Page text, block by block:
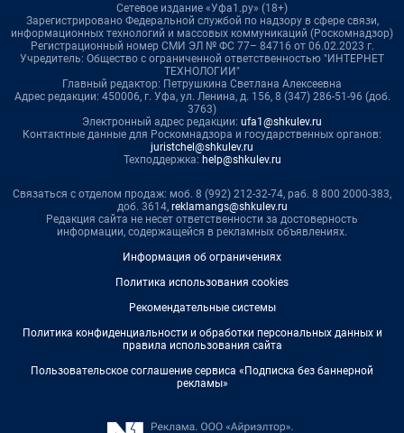
Сетевое издание «Уфа1.ру» (18+)
Зарегистрировано Федеральной службой по надзору в сфере связи,
информационных технологий и массовых коммуникаций (Роскомнадзор)
Регистрационный номер СМИ ЭЛ № ФС 77– 84716 от 06.02.2023 г.
Учредитель: Общество с ограниченной ответственностью "ИНТЕРНЕТ
ТЕХНОЛОГИИ"
Главный редактор: Петрушкина Светлана Алексеевна
Адрес редакции: 450006, г. Уфа, ул. Ленина, д. 156, 8 (347) 286-51-96 (доб.
3763)
Электронный адрес редакции: ufa1@shkulev.ru
Контактные данные для Роскомнадзора и государственных органов:
juristchel@shkulev.ru
Техподдержка: help@shkulev.ru
Связаться с отделом продаж: моб. 8 (992) 212-32-74, раб. 8 800 2000-383,
доб. 3614, reklamangs@shkulev.ru
Редакция сайта не несет ответственности за достоверность
информации, содержащейся в рекламных объявлениях.
Информация об ограничениях
Политика использования cookies
Рекомендательные системы
Политика конфиденциальности и обработки персональных данных и
правила использования сайта
Пользовательское соглашение сервиса «Подписка без баннерной
рекламы»